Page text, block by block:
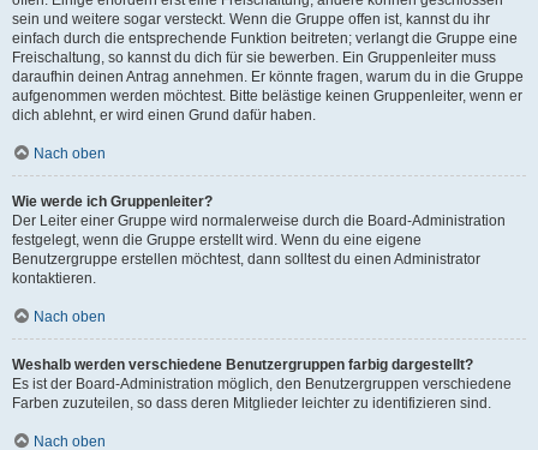
sein und weitere sogar versteckt. Wenn die Gruppe offen ist, kannst du ihr
einfach durch die entsprechende Funktion beitreten; verlangt die Gruppe eine
Freischaltung, so kannst du dich für sie bewerben. Ein Gruppenleiter muss
daraufhin deinen Antrag annehmen. Er könnte fragen, warum du in die Gruppe
aufgenommen werden möchtest. Bitte belästige keinen Gruppenleiter, wenn er
dich ablehnt, er wird einen Grund dafür haben.
Nach oben
Wie werde ich Gruppenleiter?
Der Leiter einer Gruppe wird normalerweise durch die Board-Administration
festgelegt, wenn die Gruppe erstellt wird. Wenn du eine eigene
Benutzergruppe erstellen möchtest, dann solltest du einen Administrator
kontaktieren.
Nach oben
Weshalb werden verschiedene Benutzergruppen farbig dargestellt?
Es ist der Board-Administration möglich, den Benutzergruppen verschiedene
Farben zuzuteilen, so dass deren Mitglieder leichter zu identifizieren sind.
Nach oben